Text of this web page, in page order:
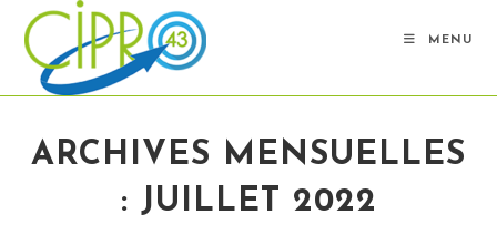
content
MENU
ARCHIVES MENSUELLES
: JUILLET 2022